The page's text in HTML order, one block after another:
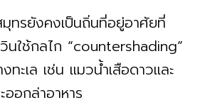
ทรยังคงเป็นถิ่นที่อยู่อาศัยที่
ใช้กลไก “countershading”
ทะเล เช่น แมวน้ำเสือดาวและ
อกล่าอาหาร